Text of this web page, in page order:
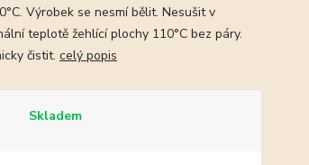
Výrobek se nesmí bělit. Nesušit v
teplotě žehlící plochy 110°C bez páry.
čistit. celý popis
Skladem